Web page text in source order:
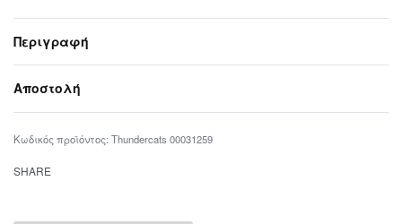
Περιγραφή
Αποστολή
Thundercats 00031259
SHARE